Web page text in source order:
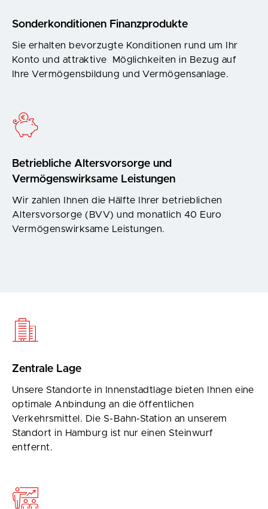
Sonderkonditionen Finanzprodukte
Sie erhalten bevorzugte Konditionen rund um Ihr
Konto und attraktive Möglichkeiten in Bezug auf
Ihre Vermögensbildung und Vermögensanlage.
Betriebliche Altersvorsorge und
Vermögenswirksame Leistungen
Wir zahlen Ihnen die Hälfte Ihrer betrieblichen
Altersvorsorge (BVV) und monatlich 40 Euro
Vermögenswirksame Leistungen.
Zentrale Lage
Unsere Standorte in Innenstadtlage bieten Ihnen eine
optimale Anbindung an die öffentlichen
Verkehrsmittel. Die S-Bahn-Station an unserem
Standort in Hamburg ist nur einen Steinwurf
entfernt.